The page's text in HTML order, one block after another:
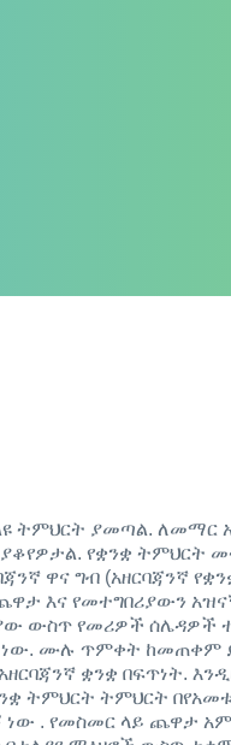
ትምህርት ያመጣል. ለመማር
የቋንቋ ትምህርት
ዋና ግብ (አዘርባጃንኛ
እና የመተግበሪያውን
ውስጥ የመሪዎች ሰሌዳዎች
ነው. ሙሉ ጥምቀት ከመጠቀም
ቋንቋ በፍጥነት.
ትምህርት ትምህርት
ነው . የመስመር ላይ ጨዋታ